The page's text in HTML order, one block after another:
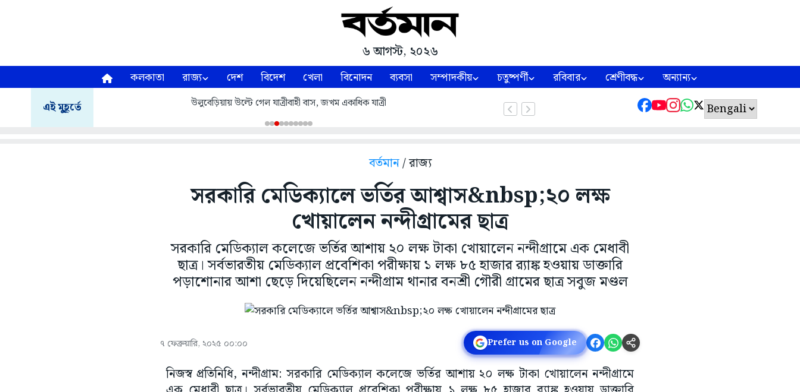
৬ আগস্ট, ২০২৬
কলকাতা রাজ্য দেশ বিদেশ খেলা বিনোদন ব্যবসা সম্পাদকীয় চতুষ্পর্ণী রবিবার শ্রেণীবদ্ধ অন্যান্য
এই মুহূর্তে উলুবেড়িয়ায় উল্টে গেল যাত্রীবাহী বাস, জখম একাধিক যাত্রী
বর্তমান/ রাজ্য
সরকারি মেডিক্যালে ভর্তির আশ্বাস&nbsp;২০ লক্ষ
খোয়ালেন নন্দীগ্রামের ছাত্র
সরকারি মেডিক্যাল কলেজে ভর্তির আশায় ২০ লক্ষ টাকা খোয়ালেন নন্দীগ্রামে এক মেধাবী
ছাত্র। সর্বভারতীয় মেডিক্যাল প্রবেশিকা পরীক্ষায় ১ লক্ষ ৮৫ হাজার র‌্যাঙ্ক হওয়ায় ডাক্তারি
পড়াশোনার আশা ছেড়ে দিয়েছিলেন নন্দীগ্রাম থানার বনশ্রী গৌরী গ্রামের ছাত্র সবুজ মণ্ডল
৭ ফেব্রুয়ারি, ২০২৫ ০০:০০ Prefer us on Google
নিজস্ব প্রতিনিধি, নন্দীগ্রাম: সরকারি মেডিক্যাল কলেজে ভর্তির আশায় ২০ লক্ষ টাকা খোয়ালেন নন্দীগ্রামে